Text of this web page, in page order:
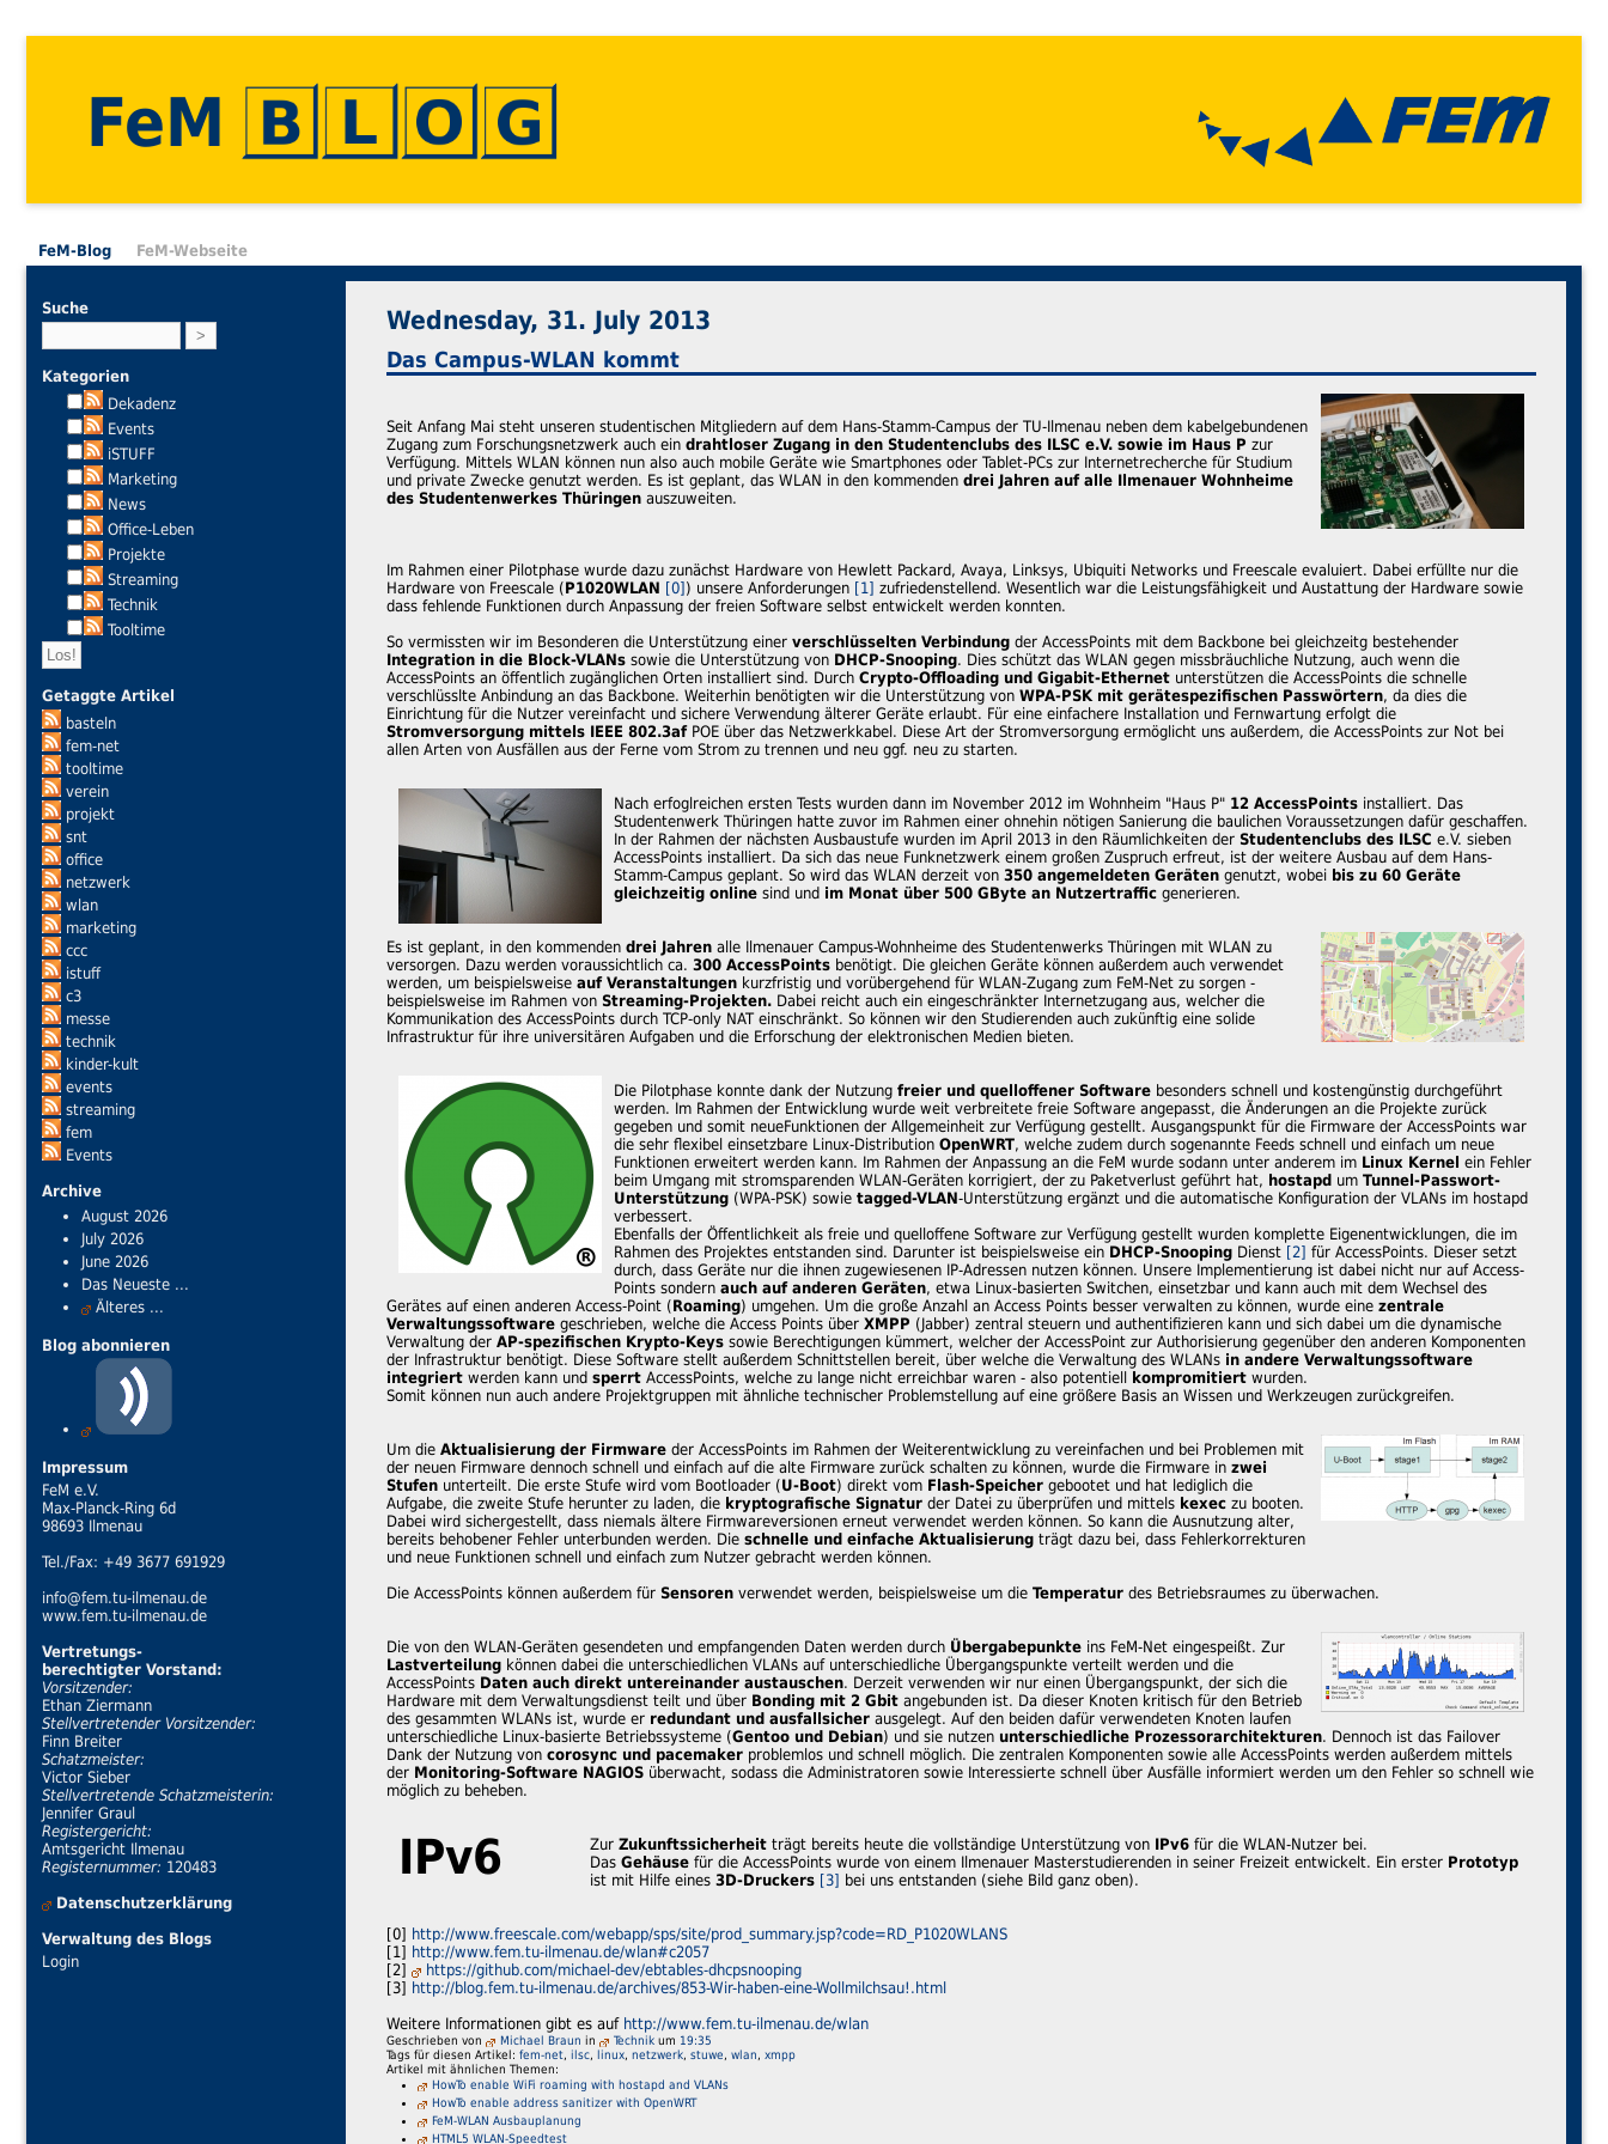
FeM
FeM-Blog FeM-Webseite
Suche
Kategorien
Dekadenz
Events
iSTUFF
Marketing
News
Office-Leben
Projekte
Streaming
Technik
Tooltime
Getaggte Artikel
basteln
fem-net
tooltime
verein
projekt
snt
office
netzwerk
wlan
marketing
ccc
istuff
c3
messe
technik
kinder-kult
events
streaming
fem
Events
Archive
August 2026
July 2026
June 2026
Das Neueste ...
Älteres ...
Blog abonnieren
Impressum
FeM e.V.
Max-Planck-Ring 6d
98693 Ilmenau
Tel./Fax: +49 3677 691929
info@fem.tu-ilmenau.de
www.fem.tu-ilmenau.de
Vertretungs-
berechtigter Vorstand:
Vorsitzender:
Ethan Ziermann
Stellvertretender Vorsitzender:
Finn Breiter
Schatzmeister:
Victor Sieber
Stellvertretende Schatzmeisterin:
Jennifer Graul
Registergericht:
Amtsgericht Ilmenau
Registernummer: 120483
Datenschutzerklärung
Verwaltung des Blogs
Login
Wednesday, 31. July 2013
Das Campus-WLAN kommt
Seit Anfang Mai steht unseren studentischen Mitgliedern auf dem Hans-Stamm-Campus der TU-Ilmenau neben dem kabelgebundenen
Zugang zum Forschungsnetzwerk auch ein drahtloser Zugang in den Studentenclubs des ILSC e.V. sowie im Haus P zur
Verfügung. Mittels WLAN können nun also auch mobile Geräte wie Smartphones oder Tablet-PCs zur Internetrecherche für Studium
und private Zwecke genutzt werden. Es ist geplant, das WLAN in den kommenden drei Jahren auf alle Ilmenauer Wohnheime
des Studentenwerkes Thüringen auszuweiten.
Im Rahmen einer Pilotphase wurde dazu zunächst Hardware von Hewlett Packard, Avaya, Linksys, Ubiquiti Networks und Freescale evaluiert. Dabei erfüllte nur die
Hardware von Freescale (P1020WLAN [0] ) unsere Anforderungen [1] zufriedenstellend. Wesentlich war die Leistungsfähigkeit und Austattung der Hardware sowie
dass fehlende Funktionen durch Anpassung der freien Software selbst entwickelt werden konnten.
So vermissten wir im Besonderen die Unterstützung einer verschlüsselten Verbindung der AccessPoints mit dem Backbone bei gleichzeitg bestehender
Integration in die Block-VLANs sowie die Unterstützung von DHCP-Snooping. Dies schützt das WLAN gegen missbräuchliche Nutzung, auch wenn die
AccessPoints an öffentlich zugänglichen Orten installiert sind. Durch Crypto-Offloading und Gigabit-Ethernet unterstützen die AccessPoints die schnelle
verschlüsslte Anbindung an das Backbone. Weiterhin benötigten wir die Unterstützung von WPA-PSK mit gerätespezifischen Passwörtern, da dies die
Einrichtung für die Nutzer vereinfacht und sichere Verwendung älterer Geräte erlaubt. Für eine einfachere Installation und Fernwartung erfolgt die
Stromversorgung mittels IEEE 802.3afPOE über das Netzwerkkabel. Diese Art der Stromversorgung ermöglicht uns außerdem, die AccessPoints zur Not bei
allen Arten von Ausfällen aus der Ferne vom Strom zu trennen und neu ggf. neu zu starten.
Nach erfoglreichen ersten Tests wurden dann im November 2012 im Wohnheim "Haus P" 12 AccessPoints installiert. Das
Studentenwerk Thüringen hatte zuvor im Rahmen einer ohnehin nötigen Sanierung die baulichen Voraussetzungen dafür geschaffen.
In der Rahmen der nächsten Ausbaustufe wurden im April 2013 in den Räumlichkeiten der Studentenclubs des ILSC e.V. sieben
AccessPoints installiert. Da sich das neue Funknetzwerk einem großen Zuspruch erfreut, ist der weitere Ausbau auf dem Hans-
Stamm-Campus geplant. So wird das WLAN derzeit von 350 angemeldeten Geräten genutzt, wobei bis zu 60 Geräte
gleichzeitig online sind und im Monat über 500 GByte an Nutzertraffic generieren.
Es ist geplant, in den kommenden drei Jahren alle Ilmenauer Campus-Wohnheime des Studentenwerks Thüringen mit WLAN zu
versorgen. Dazu werden voraussichtlich ca. 300 AccessPoints benötigt. Die gleichen Geräte können außerdem auch verwendet
werden, um beispielsweise auf Veranstaltungen kurzfristig und vorübergehend für WLAN-Zugang zum FeM-Net zu sorgen -
beispielsweise im Rahmen von Streaming-Projekten. Dabei reicht auch ein eingeschränkter Internetzugang aus, welcher die
Kommunikation des AccessPoints durch TCP-only NAT einschränkt. So können wir den Studierenden auch zukünftig eine solide
Infrastruktur für ihre universitären Aufgaben und die Erforschung der elektronischen Medien bieten.
Die Pilotphase konnte dank der Nutzung freier und quelloffener Software besonders schnell und kostengünstig durchgeführt
werden. Im Rahmen der Entwicklung wurde weit verbreitete freie Software angepasst, die Änderungen an die Projekte zurück
gegeben und somit neueFunktionen der Allgemeinheit zur Verfügung gestellt. Ausgangspunkt für die Firmware der AccessPoints war
die sehr flexibel einsetzbare Linux-Distribution OpenWRT, welche zudem durch sogenannte Feeds schnell und einfach um neue
Funktionen erweitert werden kann. Im Rahmen der Anpassung an die FeM wurde sodann unter anderem im Linux Kernel ein Fehler
beim Umgang mit stromsparenden WLAN-Geräten korrigiert, der zu Paketverlust geführt hat, hostapd um Tunnel-Passwort-
Unterstützung (WPA-PSK) sowie tagged-VLAN-Unterstützung ergänzt und die automatische Konfiguration der VLANs im hostapd
verbessert.
Ebenfalls der Öffentlichkeit als freie und quelloffene Software zur Verfügung gestellt wurden komplette Eigenentwicklungen, die im
Rahmen des Projektes entstanden sind. Darunter ist beispielsweise ein DHCP-Snooping Dienst [2] für AccessPoints. Dieser setzt
durch, dass Geräte nur die ihnen zugewiesenen IP-Adressen nutzen können. Unsere Implementierung ist dabei nicht nur auf Access-
Points sondern auch auf anderen Geräten, etwa Linux-basierten Switchen, einsetzbar und kann auch mit dem Wechsel des
Gerätes auf einen anderen Access-Point (Roaming) umgehen. Um die große Anzahl an Access Points besser verwalten zu können, wurde eine zentrale
Verwaltungssoftware geschrieben, welche die Access Points über XMPP (Jabber) zentral steuern und authentifizieren kann und sich dabei um die dynamische
Verwaltung der AP-spezifischen Krypto-Keys sowie Berechtigungen kümmert, welcher der AccessPoint zur Authorisierung gegenüber den anderen Komponenten
der Infrastruktur benötigt. Diese Software stellt außerdem Schnittstellen bereit, über welche die Verwaltung des WLANs in andere Verwaltungssoftware
integriert werden kann und sperrt AccessPoints, welche zu lange nicht erreichbar waren - also potentiell kompromitiert wurden.
Somit können nun auch andere Projektgruppen mit ähnliche technischer Problemstellung auf eine größere Basis an Wissen und Werkzeugen zurückgreifen.
Um die Aktualisierung der Firmware der AccessPoints im Rahmen der Weiterentwicklung zu vereinfachen und bei Problemen mit
der neuen Firmware dennoch schnell und einfach auf die alte Firmware zurück schalten zu können, wurde die Firmware in zwei
Stufen unterteilt. Die erste Stufe wird vom Bootloader (U-Boot) direkt vom Flash-Speicher gebootet und hat lediglich die
Aufgabe, die zweite Stufe herunter zu laden, die kryptografische Signatur der Datei zu überprüfen und mittels kexec zu booten.
Dabei wird sichergestellt, dass niemals ältere Firmwareversionen erneut verwendet werden können. So kann die Ausnutzung alter,
bereits behobener Fehler unterbunden werden. Die schnelle und einfache Aktualisierung trägt dazu bei, dass Fehlerkorrekturen
und neue Funktionen schnell und einfach zum Nutzer gebracht werden können.
Die AccessPoints können außerdem für Sensoren verwendet werden, beispielsweise um die Temperatur des Betriebsraumes zu überwachen.
Die von den WLAN-Geräten gesendeten und empfangenden Daten werden durch Übergabepunkte ins FeM-Net eingespeißt. Zur
Lastverteilung können dabei die unterschiedlichen VLANs auf unterschiedliche Übergangspunkte verteilt werden und die
AccessPoints Daten auch direkt untereinander austauschen. Derzeit verwenden wir nur einen Übergangspunkt, der sich die
Hardware mit dem Verwaltungsdienst teilt und über Bonding mit 2 Gbit angebunden ist. Da dieser Knoten kritisch für den Betrieb
des gesammten WLANs ist, wurde er redundant und ausfallsicher ausgelegt. Auf den beiden dafür verwendeten Knoten laufen
unterschiedliche Linux-basierte Betriebssysteme (Gentoo und Debian) und sie nutzen unterschiedliche Prozessorarchitekturen. Dennoch ist das Failover
Dank der Nutzung von corosync und pacemaker problemlos und schnell möglich. Die zentralen Komponenten sowie alle AccessPoints werden außerdem mittels
der Monitoring-Software NAGIOS überwacht, sodass die Administratoren sowie Interessierte schnell über Ausfälle informiert werden um den Fehler so schnell wie
möglich zu beheben.
IPv6 Zur Zukunftssicherheit trägt bereits heute die vollständige Unterstützung von IPv6 für die WLAN-Nutzer bei.
Das Gehäuse für die AccessPoints wurde von einem Ilmenauer Masterstudierenden in seiner Freizeit entwickelt. Ein erster Prototyp
ist mit Hilfe eines 3D-Druckers [3] bei uns entstanden (siehe Bild ganz oben).
[0] http://www.freescale.com/webapp/sps/site/prod_summary.jsp?code=RD_P1020WLANS
[1] http://www.fem.tu-ilmenau.de/wlan#c2057
[2]
https://github.com/michael-dev/ebtables-dhcpsnooping
[3] http://blog.fem.tu-ilmenau.de/archives/853-Wir-haben-eine-Wollmilchsau!.html
Weitere Informationen gibt es auf http://www.fem.tu-ilmenau.de/wlan
Geschrieben von Michael Braun in Technik um 19:35
Tags für diesen Artikel: fem-net, ilsc, linux, netzwerk, stuwe, wlan, xmpp
Artikel mit ähnlichen Themen:
HowTo enable WiFi roaming with hostapd and VLANs
HowTo enable address sanitizer with OpenWRT
FeM-WLAN Ausbauplanung
HTML5 WLAN-Speedtest